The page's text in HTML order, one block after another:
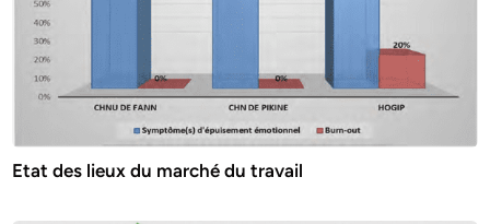
Etat des lieux du marché du travail